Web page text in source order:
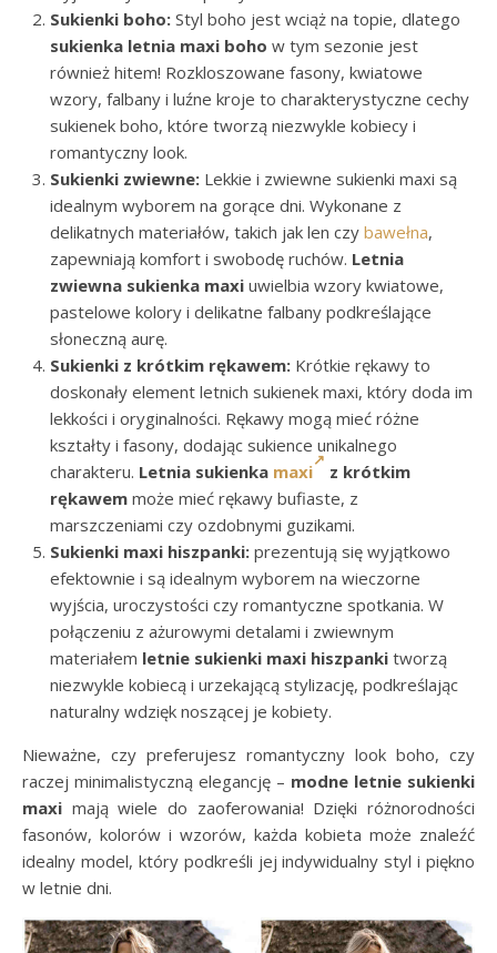
Sukienki boho: Styl boho jest wciąż na topie, dlatego
sukienka letnia maxi boho w tym sezonie jest
również hitem! Rozkloszowane fasony, kwiatowe
wzory, falbany i luźne kroje to charakterystyczne cechy
sukienek boho, które tworzą niezwykle kobiecy i
romantyczny look.
Sukienki zwiewne: Lekkie i zwiewne sukienki maxi są
idealnym wyborem na gorące dni. Wykonane z
delikatnych materiałów, takich jak len czy bawełna,
zapewniają komfort i swobodę ruchów. Letnia
zwiewna sukienka maxi uwielbia wzory kwiatowe,
pastelowe kolory i delikatne falbany podkreślające
słoneczną aurę.
Sukienki z krótkim rękawem: Krótkie rękawy to
doskonały element letnich sukienek maxi, który doda im
lekkości i oryginalności. Rękawy mogą mieć różne
kształty i fasony, dodając sukience unikalnego
charakteru. Letnia sukienka maxi
z krótkim
rękawem może mieć rękawy bufiaste, z
marszczeniami czy ozdobnymi guzikami.
Sukienki maxi hiszpanki: prezentują się wyjątkowo
efektownie i są idealnym wyborem na wieczorne
wyjścia, uroczystości czy romantyczne spotkania. W
połączeniu z ażurowymi detalami i zwiewnym
materiałem letnie sukienki maxi hiszpanki tworzą
niezwykle kobiecą i urzekającą stylizację, podkreślając
naturalny wdzięk noszącej je kobiety.
Nieważne, czy preferujesz romantyczny look boho, czy
raczej minimalistyczną elegancję – modne letnie sukienki
maxi mają wiele do zaoferowania! Dzięki różnorodności
fasonów, kolorów i wzorów, każda kobieta może znaleźć
idealny model, który podkreśli jej indywidualny styl i piękno
w letnie dni.